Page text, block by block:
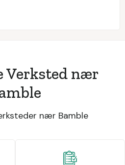
Verksted nær
nær Bamble